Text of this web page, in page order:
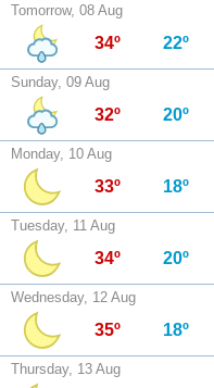
Tomorrow, 08 Aug
34º 22º
Sunday, 09 Aug
32º 20º
Monday, 10 Aug
33º 18º
Tuesday, 11 Aug
34º 20º
Wednesday, 12 Aug
35º 18º
Thursday, 13 Aug